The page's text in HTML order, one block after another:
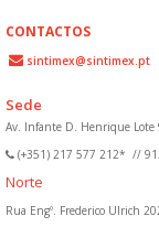
CONTACTOS
sintimex@sintimex.pt
Sede
Av. Infante D. Henrique Lote
(+351) 217 577 212* //
Norte
Rua Engº. Frederico Ulrich